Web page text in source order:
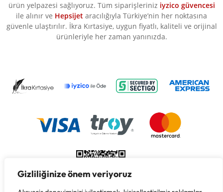
Gizliliğinize önem veriyoruz
ürün yelpazesi sağlıyoruz. Tüm siparişleriniz iyzico güvencesi
ile alınır ve Hepsijet aracılığıyla Türkiye’nin her noktasına
güvenle ulaştırılır. İkra Kırtasiye, uygun fiyatlı, kaliteli ve orijinal
ürünleriyle her zaman yanınızda.